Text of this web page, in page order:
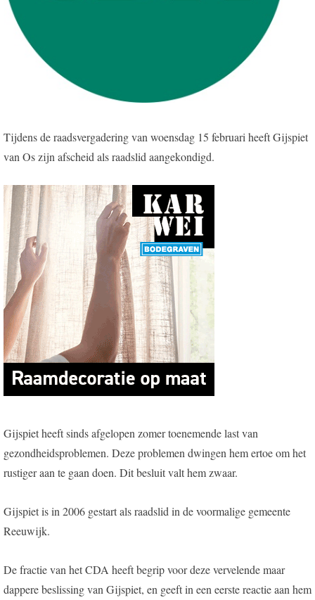
Tijdens de raadsvergadering van woensdag 15 februari heeft Gijspiet
van Os zijn afscheid als raadslid aangekondigd.
Gijspiet heeft sinds afgelopen zomer toenemende last van
gezondheidsproblemen. Deze problemen dwingen hem ertoe om het
rustiger aan te gaan doen. Dit besluit valt hem zwaar.
Gijspiet is in 2006 gestart als raadslid in de voormalige gemeente
Reeuwijk.
De fractie van het CDA heeft begrip voor deze vervelende maar
dappere beslissing van Gijspiet, en geeft in een eerste reactie aan hem